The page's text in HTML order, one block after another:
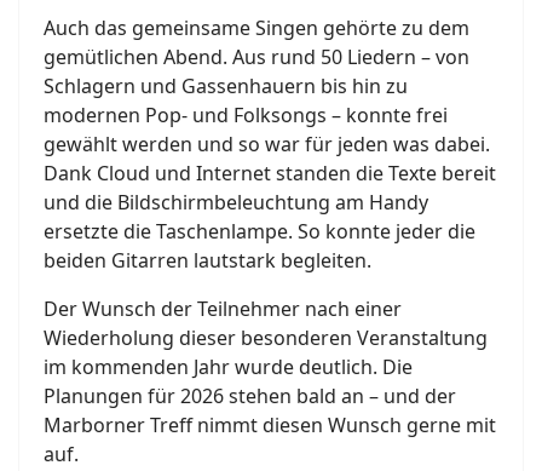
Auch das gemeinsame Singen gehörte zu dem
gemütlichen Abend. Aus rund 50 Liedern – von
Schlagern und Gassenhauern bis hin zu
modernen Pop- und Folksongs – konnte frei
gewählt werden und so war für jeden was dabei.
Dank Cloud und Internet standen die Texte bereit
und die Bildschirmbeleuchtung am Handy
ersetzte die Taschenlampe. So konnte jeder die
beiden Gitarren lautstark begleiten.
Der Wunsch der Teilnehmer nach einer
Wiederholung dieser besonderen Veranstaltung
im kommenden Jahr wurde deutlich. Die
Planungen für 2026 stehen bald an – und der
Marborner Treff nimmt diesen Wunsch gerne mit
auf.